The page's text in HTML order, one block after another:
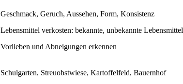
Geschmack, Geruch, Aussehen, Form, Konsistenz
Lebensmittel verkosten: bekannte, unbekannte Lebensmittel
Vorlieben und Abneigungen erkennen
Schulgarten, Streuobstwiese, Kartoffelfeld, Bauernhof